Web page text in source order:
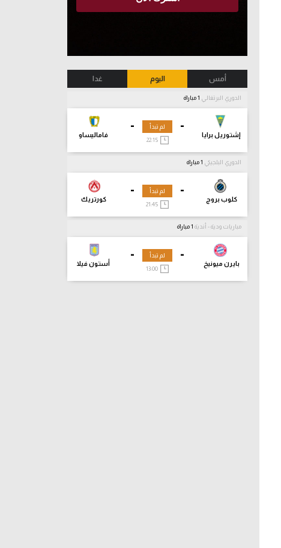
أمس اليوم غدا
الدوري البرتغالي
-
إشتوريل برايا
-
فاماليساو
لم تبدأ
22:15
الدوري البلجيكي
-
كلوب بروج
-
كورتريك
لم تبدأ
مباريات ودية - أندية
-
بايرن ميونيخ
-
أستون فيلا
لم تبدأ